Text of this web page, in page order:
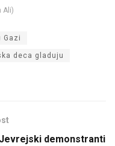
Ali)
Gazi
deca gladuju
demonstranti